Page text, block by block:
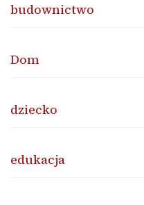
budownictwo
Dom
dziecko
edukacja